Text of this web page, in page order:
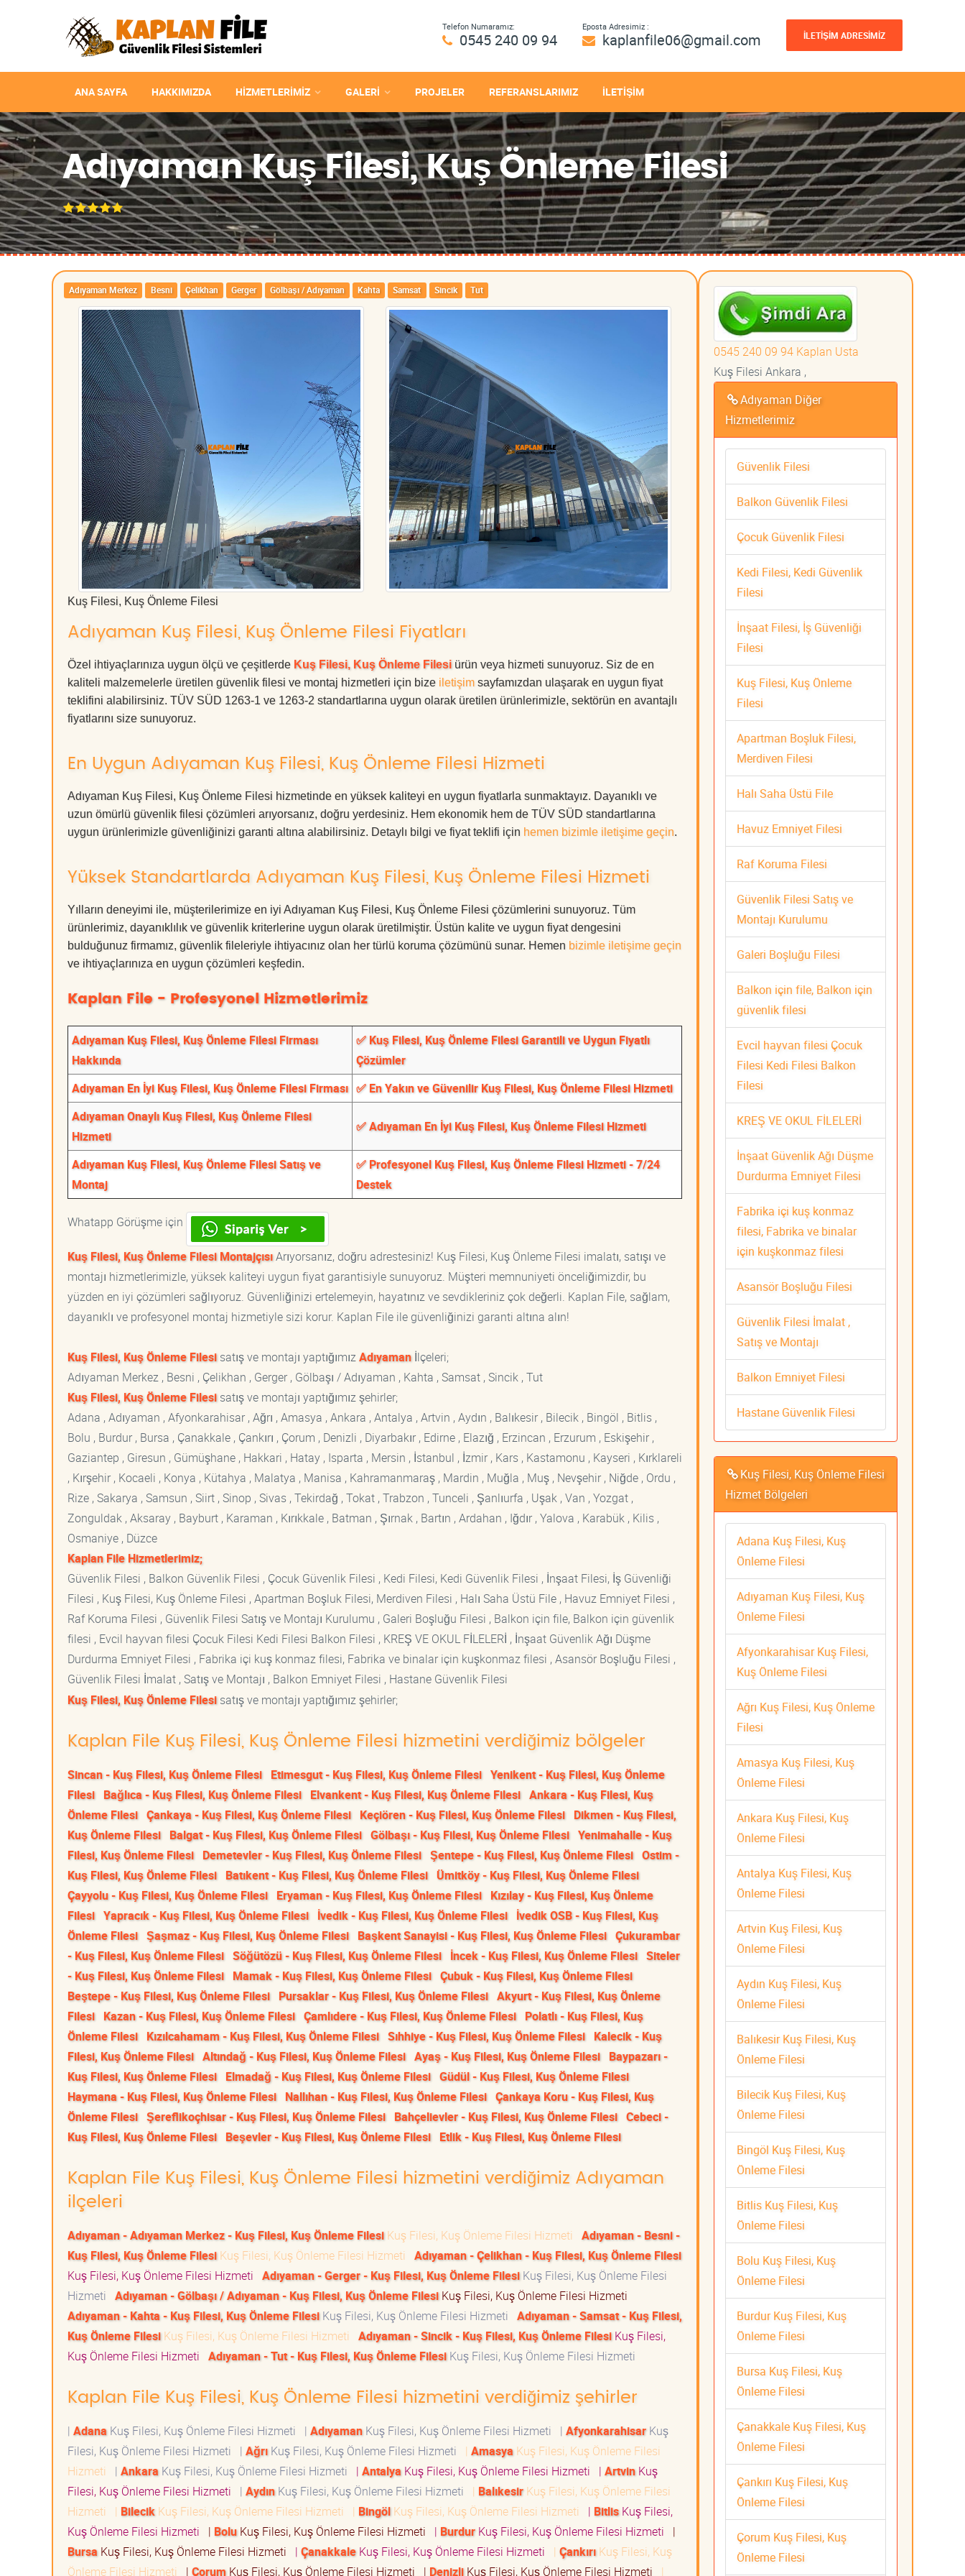
Telefon Numaramız:
0545 240 09 94
Eposta Adresimiz :
kaplanfile06@gmail.com İLETİŞİM ADRESİMİZ
ANA SAYFA HAKKIMIZDA HIZMETLERIMIZ GALERİ PROJELER REFERANSLARIMIZ İLETİŞİM
Adıyaman Kuş Filesi, Kuş Önleme Filesi
Adıyaman Merkez Besni Çelikhan Gerger Gölbaşı / Adıyaman Kahta Samsat Sincik Tut
Kuş Filesi, Kuş Önleme Filesi
Adıyaman Kuş Filesi, Kuş Önleme Filesi Fiyatları
Özel ihtiyaçlarınıza uygun ölçü ve çeşitlerde Kuş Filesi, Kuş Önleme Filesi ürün veya hizmeti sunuyoruz. Siz de en
kaliteli malzemelerle üretilen güvenlik filesi ve montaj hizmetleri için bize iletişim sayfamızdan ulaşarak en uygun fiyat
teklifini alabilirsiniz. TÜV SÜD 1263-1 ve 1263-2 standartlarına uygun olarak üretilen ürünlerimizle, sektörün en avantajlı
fiyatlarını size sunuyoruz.
En Uygun Adıyaman Kuş Filesi, Kuş Önleme Filesi Hizmeti
Adıyaman Kuş Filesi, Kuş Önleme Filesi hizmetinde en yüksek kaliteyi en uygun fiyatlarla sunmaktayız. Dayanıklı ve
uzun ömürlü güvenlik filesi çözümleri arıyorsanız, doğru yerdesiniz. Hem ekonomik hem de TÜV SÜD standartlarına
uygun ürünlerimizle güvenliğinizi garanti altına alabilirsiniz. Detaylı bilgi ve fiyat teklifi için hemen bizimle iletişime geçin.
Yüksek Standartlarda Adıyaman Kuş Filesi, Kuş Önleme Filesi Hizmeti
Yılların deneyimi ile, müşterilerimize en iyi Adıyaman Kuş Filesi, Kuş Önleme Filesi çözümlerini sunuyoruz. Tüm
ürünlerimiz, dayanıklılık ve güvenlik kriterlerine uygun olarak üretilmiştir. Üstün kalite ve uygun fiyat dengesini
bulduğunuz firmamız, güvenlik fileleriyle ihtiyacınız olan her türlü koruma çözümünü sunar. Hemen bizimle iletişime geçin
ve ihtiyaçlarınıza en uygun çözümleri keşfedin.
Kaplan File - Profesyonel Hizmetlerimiz
Adıyaman Kuş Filesi, Kuş Önleme Filesi Firması
Hakkında
✅ Kuş Filesi, Kuş Önleme Filesi Garantili ve Uygun Fiyatlı
Çözümler
Adıyaman En İyi Kuş Filesi, Kuş Önleme Filesi Firması ✅ En Yakın ve Güvenilir Kuş Filesi, Kuş Önleme Filesi Hizmeti
Adıyaman Onaylı Kuş Filesi, Kuş Önleme Filesi
Hizmeti
✅ Adıyaman En İyi Kuş Filesi, Kuş Önleme Filesi Hizmeti
Adıyaman Kuş Filesi, Kuş Önleme Filesi Satış ve
Montaj
✅ Profesyonel Kuş Filesi, Kuş Önleme Filesi Hizmeti - 7/24
Destek
Whatapp Görüşme için
Kuş Filesi, Kuş Önleme Filesi MontajçısıArıyorsanız, doğru adrestesiniz! Kuş Filesi, Kuş Önleme Filesi imalatı, satışı ve
montajı hizmetlerimizle, yüksek kaliteyi uygun fiyat garantisiyle sunuyoruz. Müşteri memnuniyeti önceliğimizdir, bu
yüzden en iyi çözümleri sağlıyoruz. Güvenliğinizi ertelemeyin, hayatınız ve sevdikleriniz çok değerli. Kaplan File, sağlam,
dayanıklı ve profesyonel montaj hizmetiyle sizi korur. Kaplan File ile güvenliğinizi garanti altına alın!
Kuş Filesi, Kuş Önleme Filesisatış ve montajı yaptığımızAdıyamanİlçeleri;
Adıyaman Merkez , Besni , Çelikhan , Gerger , Gölbaşı / Adıyaman , Kahta , Samsat , Sincik , Tut
Kuş Filesi, Kuş Önleme Filesisatış ve montajı yaptığımız şehirler;
Adana , Adıyaman , Afyonkarahisar , Ağrı , Amasya , Ankara , Antalya , Artvin , Aydın , Balıkesir , Bilecik , Bingöl , Bitlis ,
Bolu , Burdur , Bursa , Çanakkale , Çankırı , Çorum , Denizli , Diyarbakır , Edirne , Elazığ , Erzincan , Erzurum , Eskişehir ,
Gaziantep , Giresun , Gümüşhane , Hakkari , Hatay , Isparta , Mersin , İstanbul , İzmir , Kars , Kastamonu , Kayseri , Kırklareli
, Kırşehir , Kocaeli , Konya , Kütahya , Malatya , Manisa , Kahramanmaraş , Mardin , Muğla , Muş , Nevşehir , Niğde , Ordu ,
Rize , Sakarya , Samsun , Siirt , Sinop , Sivas , Tekirdağ , Tokat , Trabzon , Tunceli , Şanlıurfa , Uşak , Van , Yozgat ,
Zonguldak , Aksaray , Bayburt , Karaman , Kırıkkale , Batman , Şırnak , Bartın , Ardahan , Iğdır , Yalova , Karabük , Kilis ,
Osmaniye , Düzce
Kaplan File Hizmetlerimiz;
Güvenlik Filesi , Balkon Güvenlik Filesi , Çocuk Güvenlik Filesi , Kedi Filesi, Kedi Güvenlik Filesi , İnşaat Filesi, İş Güvenliği
Filesi , Kuş Filesi, Kuş Önleme Filesi , Apartman Boşluk Filesi, Merdiven Filesi , Halı Saha Üstü File , Havuz Emniyet Filesi ,
Raf Koruma Filesi , Güvenlik Filesi Satış ve Montajı Kurulumu , Galeri Boşluğu Filesi , Balkon için file, Balkon için güvenlik
filesi , Evcil hayvan filesi Çocuk Filesi Kedi Filesi Balkon Filesi , KREŞ VE OKUL FİLELERİ , İnşaat Güvenlik Ağı Düşme
Durdurma Emniyet Filesi , Fabrika içi kuş konmaz filesi, Fabrika ve binalar için kuşkonmaz filesi , Asansör Boşluğu Filesi ,
Güvenlik Filesi İmalat , Satış ve Montajı , Balkon Emniyet Filesi , Hastane Güvenlik Filesi
Kuş Filesi, Kuş Önleme Filesisatış ve montajı yaptığımız şehirler;
Kaplan File Kuş Filesi, Kuş Önleme Filesi hizmetini verdiğimiz bölgeler
Sincan - Kuş Filesi, Kuş Önleme Filesi Etimesgut - Kuş Filesi, Kuş Önleme Filesi Yenikent - Kuş Filesi, Kuş Önleme
Filesi Bağlıca - Kuş Filesi, Kuş Önleme Filesi Elvankent - Kuş Filesi, Kuş Önleme Filesi Ankara - Kuş Filesi, Kuş
Önleme Filesi Çankaya - Kuş Filesi, Kuş Önleme Filesi Keçiören - Kuş Filesi, Kuş Önleme Filesi Dikmen - Kuş Filesi,
Kuş Önleme Filesi Balgat - Kuş Filesi, Kuş Önleme Filesi Gölbaşı - Kuş Filesi, Kuş Önleme Filesi Yenimahalle - Kuş
Filesi, Kuş Önleme Filesi Demetevler - Kuş Filesi, Kuş Önleme Filesi Şentepe - Kuş Filesi, Kuş Önleme Filesi Ostim -
Kuş Filesi, Kuş Önleme Filesi Batıkent - Kuş Filesi, Kuş Önleme Filesi Ümitköy - Kuş Filesi, Kuş Önleme Filesi
Çayyolu - Kuş Filesi, Kuş Önleme Filesi Eryaman - Kuş Filesi, Kuş Önleme Filesi Kızılay - Kuş Filesi, Kuş Önleme
Filesi Yapracık - Kuş Filesi, Kuş Önleme Filesi İvedik - Kuş Filesi, Kuş Önleme Filesi İvedik OSB - Kuş Filesi, Kuş
Önleme Filesi Şaşmaz - Kuş Filesi, Kuş Önleme Filesi Başkent Sanayisi - Kuş Filesi, Kuş Önleme Filesi Çukurambar
- Kuş Filesi, Kuş Önleme Filesi Söğütözü - Kuş Filesi, Kuş Önleme Filesi İncek - Kuş Filesi, Kuş Önleme Filesi Siteler
- Kuş Filesi, Kuş Önleme Filesi Mamak - Kuş Filesi, Kuş Önleme Filesi Çubuk - Kuş Filesi, Kuş Önleme Filesi
Beştepe - Kuş Filesi, Kuş Önleme Filesi Pursaklar - Kuş Filesi, Kuş Önleme Filesi Akyurt - Kuş Filesi, Kuş Önleme
Filesi Kazan - Kuş Filesi, Kuş Önleme Filesi Çamlıdere - Kuş Filesi, Kuş Önleme Filesi Polatlı - Kuş Filesi, Kuş
Önleme Filesi Kızılcahamam - Kuş Filesi, Kuş Önleme Filesi Sıhhiye - Kuş Filesi, Kuş Önleme Filesi Kalecik - Kuş
Filesi, Kuş Önleme Filesi Altındağ - Kuş Filesi, Kuş Önleme Filesi Ayaş - Kuş Filesi, Kuş Önleme Filesi Baypazarı -
Kuş Filesi, Kuş Önleme Filesi Elmadağ - Kuş Filesi, Kuş Önleme Filesi Güdül - Kuş Filesi, Kuş Önleme Filesi
Haymana - Kuş Filesi, Kuş Önleme Filesi Nallıhan - Kuş Filesi, Kuş Önleme Filesi Çankaya Koru - Kuş Filesi, Kuş
Önleme Filesi Şereflikoçhisar - Kuş Filesi, Kuş Önleme Filesi Bahçelievler - Kuş Filesi, Kuş Önleme Filesi Cebeci -
Kuş Filesi, Kuş Önleme Filesi Beşevler - Kuş Filesi, Kuş Önleme Filesi Etlik - Kuş Filesi, Kuş Önleme Filesi
Kaplan File Kuş Filesi, Kuş Önleme Filesi hizmetini verdiğimiz Adıyaman
ilçeleri
Adıyaman - Adıyaman Merkez - Kuş Filesi, Kuş Önleme FilesiKuş Filesi, Kuş Önleme Filesi Hizmeti Adıyaman - Besni -
Kuş Filesi, Kuş Önleme FilesiKuş Filesi, Kuş Önleme Filesi Hizmeti Adıyaman - Çelikhan - Kuş Filesi, Kuş Önleme Filesi
Kuş Filesi, Kuş Önleme Filesi Hizmeti Adıyaman - Gerger - Kuş Filesi, Kuş Önleme FilesiKuş Filesi, Kuş Önleme Filesi
Hizmeti Adıyaman - Gölbaşı / Adıyaman - Kuş Filesi, Kuş Önleme FilesiKuş Filesi, Kuş Önleme Filesi Hizmeti
Adıyaman - Kahta - Kuş Filesi, Kuş Önleme FilesiKuş Filesi, Kuş Önleme Filesi Hizmeti Adıyaman - Samsat - Kuş Filesi,
Kuş Önleme FilesiKuş Filesi, Kuş Önleme Filesi Hizmeti Adıyaman - Sincik - Kuş Filesi, Kuş Önleme FilesiKuş Filesi,
Kuş Önleme Filesi Hizmeti Adıyaman - Tut - Kuş Filesi, Kuş Önleme FilesiKuş Filesi, Kuş Önleme Filesi Hizmeti
Kaplan File Kuş Filesi, Kuş Önleme Filesi hizmetini verdiğimiz şehirler
| Adana Kuş Filesi, Kuş Önleme Filesi Hizmeti | AdıyamanKuş Filesi, Kuş Önleme Filesi Hizmeti | Afyonkarahisar Kuş
Filesi, Kuş Önleme Filesi Hizmeti
| AğrıKuş Filesi, Kuş Önleme Filesi Hizmeti | Amasya Kuş Filesi, Kuş Önleme Filesi
Hizmeti
| Ankara Kuş Filesi, Kuş Önleme Filesi Hizmeti | Antalya Kuş Filesi, Kuş Önleme Filesi Hizmeti | ArtvinKuş
Filesi, Kuş Önleme Filesi Hizmeti
| AydınKuş Filesi, Kuş Önleme Filesi Hizmeti | Balıkesir Kuş Filesi, Kuş Önleme Filesi
Hizmeti
| Bilecik Kuş Filesi, Kuş Önleme Filesi Hizmeti | BingölKuş Filesi, Kuş Önleme Filesi Hizmeti | BitlisKuş Filesi,
Kuş Önleme Filesi Hizmeti
| BoluKuş Filesi, Kuş Önleme Filesi Hizmeti | Burdur Kuş Filesi, Kuş Önleme Filesi Hizmeti
|
Bursa Kuş Filesi, Kuş Önleme Filesi Hizmeti | ÇanakkaleKuş Filesi, Kuş Önleme Filesi Hizmeti | ÇankırıKuş Filesi, Kuş
Önleme Filesi Hizmeti
| ÇorumKuş Filesi, Kuş Önleme Filesi Hizmeti | DenizliKuş Filesi, Kuş Önleme Filesi Hizmeti |
0545 240 09 94 Kaplan Usta
Kuş Filesi Ankara ,
Adıyaman Diğer
Hizmetlerimiz
Güvenlik Filesi
Balkon Güvenlik Filesi
Çocuk Güvenlik Filesi
Kedi Filesi, Kedi Güvenlik
Filesi
İnşaat Filesi, İş Güvenliği
Filesi
Kuş Filesi, Kuş Önleme
Filesi
Apartman Boşluk Filesi,
Merdiven Filesi
Halı Saha Üstü File
Havuz Emniyet Filesi
Raf Koruma Filesi
Güvenlik Filesi Satış ve
Montajı Kurulumu
Galeri Boşluğu Filesi
Balkon için file, Balkon için
güvenlik filesi
Evcil hayvan filesi Çocuk
Filesi Kedi Filesi Balkon
Filesi
KREŞ VE OKUL FİLELERİ
İnşaat Güvenlik Ağı Düşme
Durdurma Emniyet Filesi
Fabrika içi kuş konmaz
filesi, Fabrika ve binalar
için kuşkonmaz filesi
Asansör Boşluğu Filesi
Güvenlik Filesi İmalat ,
Satış ve Montajı
Balkon Emniyet Filesi
Hastane Güvenlik Filesi
Kuş Filesi, Kuş Önleme Filesi
Hizmet Bölgeleri
Adana Kuş Filesi, Kuş
Önleme Filesi
Adıyaman Kuş Filesi, Kuş
Önleme Filesi
Afyonkarahisar Kuş Filesi,
Kuş Önleme Filesi
Ağrı Kuş Filesi, Kuş Önleme
Filesi
Amasya Kuş Filesi, Kuş
Önleme Filesi
Ankara Kuş Filesi, Kuş
Önleme Filesi
Antalya Kuş Filesi, Kuş
Önleme Filesi
Artvin Kuş Filesi, Kuş
Önleme Filesi
Aydın Kuş Filesi, Kuş
Önleme Filesi
Balıkesir Kuş Filesi, Kuş
Önleme Filesi
Bilecik Kuş Filesi, Kuş
Önleme Filesi
Bingöl Kuş Filesi, Kuş
Önleme Filesi
Bitlis Kuş Filesi, Kuş
Önleme Filesi
Bolu Kuş Filesi, Kuş
Önleme Filesi
Burdur Kuş Filesi, Kuş
Önleme Filesi
Bursa Kuş Filesi, Kuş
Önleme Filesi
Çanakkale Kuş Filesi, Kuş
Önleme Filesi
Çankırı Kuş Filesi, Kuş
Önleme Filesi
Çorum Kuş Filesi, Kuş
Önleme Filesi